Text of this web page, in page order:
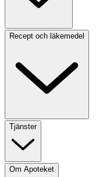
Recept och läkemedel
Tjänster
Om Apoteket